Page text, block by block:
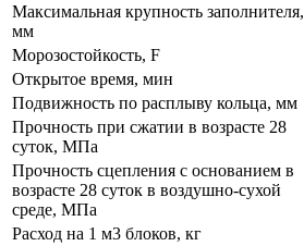
Максимальная крупность заполнителя,
мм
Морозостойкость, F
Открытое время, мин
Подвижность по расплыву кольца, мм
Прочность при сжатии в возрасте 28
суток, МПа
Прочность сцепления с основанием в
возрасте 28 суток в воздушно-сухой
среде, МПа
Расход на 1 м3 блоков, кг